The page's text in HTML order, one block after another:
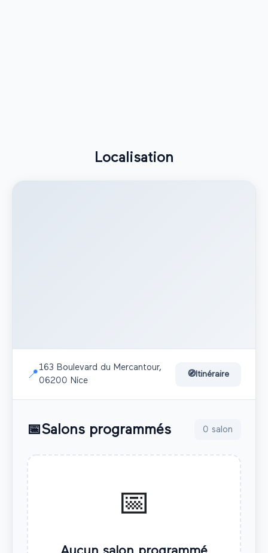
Localisation
📍
163 Boulevard du Mercantour,
06200 Nice
🧭 Itinéraire
📅 Salons programmés 0 salon
📅